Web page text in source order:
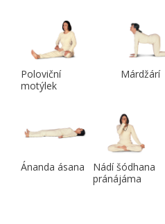
Poloviční
motýlek
Márdžárí
Ánanda ásana
Nádí šódhana
pránájáma